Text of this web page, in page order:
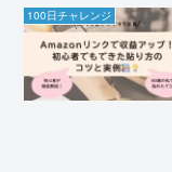
100日チャレンジ